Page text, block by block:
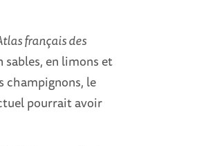
français des
sables, en limons et
champignons, le
pourrait avoir